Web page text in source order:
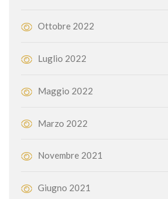
Ottobre 2022
Luglio 2022
Maggio 2022
Marzo 2022
Novembre 2021
Giugno 2021